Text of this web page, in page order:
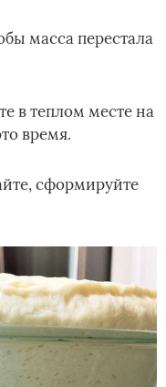
масса перестала
в теплом месте на
время.
сформируйте